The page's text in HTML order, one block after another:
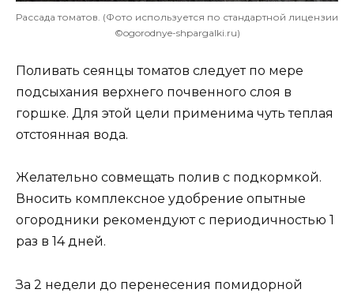
Рассада томатов. (Фото используется по стандартной лицензии
©ogorodnye-shpargalki.ru)
Поливать сеянцы томатов следует по мере
подсыхания верхнего почвенного слоя в
горшке. Для этой цели применима чуть теплая
отстоянная вода.
Желательно совмещать полив с подкормкой.
Вносить комплексное удобрение опытные
огородники рекомендуют с периодичностью 1
раз в 14 дней.
За 2 недели до перенесения помидорной